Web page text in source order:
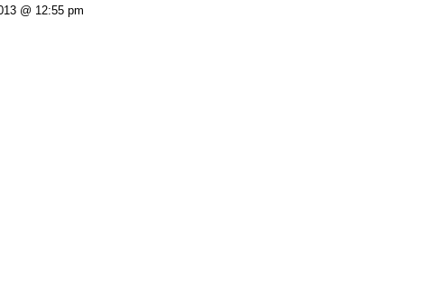
@ 12:55 pm